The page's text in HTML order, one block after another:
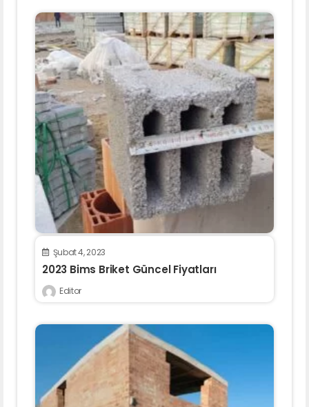
Şubat 4, 2023
2023 Bims Briket Güncel Fiyatları
Editor